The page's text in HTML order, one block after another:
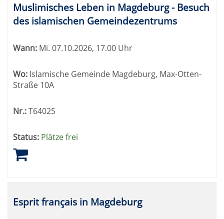
Muslimisches Leben in Magdeburg - Besuch
des islamischen Gemeindezentrums
Wann: Mi. 07.10.2026, 17.00 Uhr
Wo: Islamische Gemeinde Magdeburg, Max-Otten-
Straße 10A
Nr.:T64025
Status: Plätze frei
Esprit français in Magdeburg